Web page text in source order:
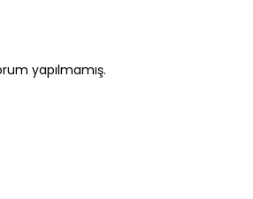
yapılmamış.